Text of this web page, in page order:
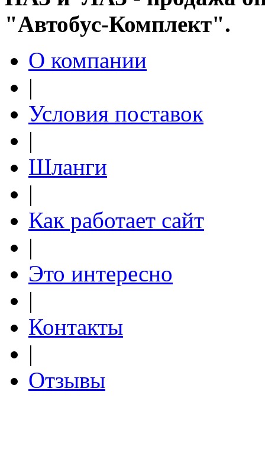
"Автобус-Комплект".
О компании
|
Условия поставок
|
Шланги
|
Как работает сайт
|
Это интересно
|
Контакты
|
Отзывы